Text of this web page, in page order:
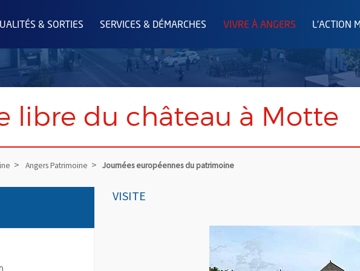
& SORTIES SERVICES & DÉMARCHES VIVRE À ANGERS L'ACTION
libre du château à Motte
Angers Patrimoine Journées européennes du patrimoine
VISITE